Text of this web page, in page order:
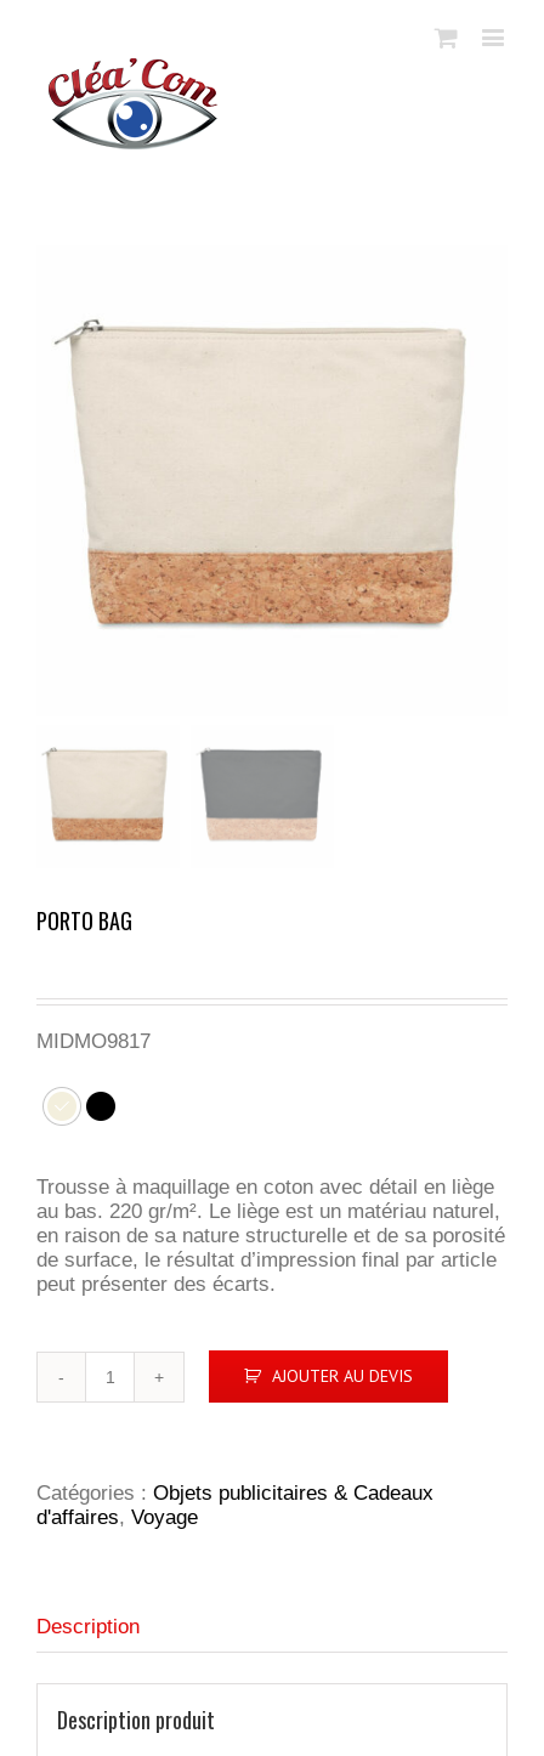
PORTO BAG
MIDMO9817
Trousse à maquillage en coton avec détail en liège
au bas. 220 gr/m². Le liège est un matériau naturel,
en raison de sa nature structurelle et de sa porosité
de surface, le résultat d’impression final par article
peut présenter des écarts.
AJOUTER AU DEVIS
Catégories : Objets publicitaires & Cadeaux
d'affaires, Voyage
Description
Description produit